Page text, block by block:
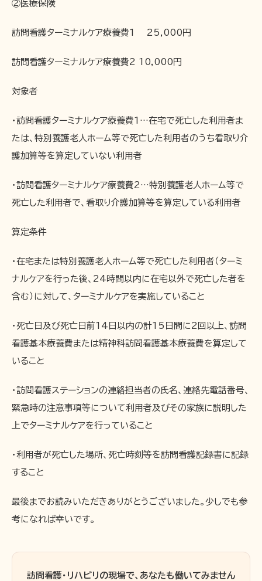
②医療保険
訪問看護ターミナルケア療養費1 25,000円
訪問看護ターミナルケア療養費2 10,000円
対象者
・訪問看護ターミナルケア療養費1…在宅で死亡した利用者ま
たは、特別養護老人ホーム等で死亡した利用者のうち看取り介
護加算等を算定していない利用者
・訪問看護ターミナルケア療養費2…特別養護老人ホーム等で
死亡した利用者で、看取り介護加算等を算定している利用者
算定条件
・在宅または特別養護老人ホーム等で死亡した利用者（ターミ
ナルケアを行った後、24時間以内に在宅以外で死亡した者を
含む）に対して、ターミナルケアを実施していること
・死亡日及び死亡日前14日以内の計15日間に2回以上、訪問
看護基本療養費または精神科訪問看護基本療養費を算定して
いること
・訪問看護ステーションの連絡担当者の氏名、連絡先電話番号、
緊急時の注意事項等について利用者及びその家族に説明した
上でターミナルケアを行っていること
・利用者が死亡した場所、死亡時刻等を訪問看護記録書に記録
すること
最後までお読みいただきありがとうございました。少しでも参
考になれば幸いです。
訪問看護・リハビリの現場で、あなたも働いてみません